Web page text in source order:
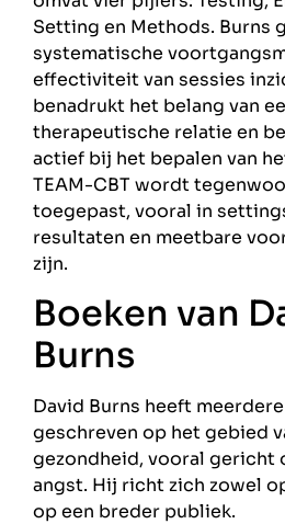
Setting en Methods. Burns
systematische
effectiviteit van sessies
benadrukt het belang van
therapeutische relatie en
actief bij het bepalen van
TEAM-CBT wordt
toegepast, vooral in
resultaten en meetbare
zijn.
Boeken van
Burns
David Burns heeft
geschreven op het gebied
gezondheid, vooral gericht
angst. Hij richt zich zowel
op een breder publiek.